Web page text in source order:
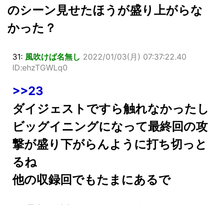
のシーン見せたほうが盛り上がらな
かった？
31: 風吹けば名無し 2022/01/03(月) 07:37:22.40
ID:ehzTGWLq0
>>23
ダイジェストですら触れなかったし
ビッグイニングになって最終回の攻
撃が盛り下がらんように打ち切っと
るね
他の収録回でもたまにあるで